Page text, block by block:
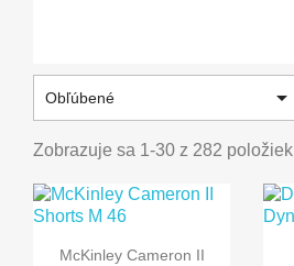
Obľúbené 
Zobrazuje sa 1-30 z 282 položiek
McKinley Cameron II